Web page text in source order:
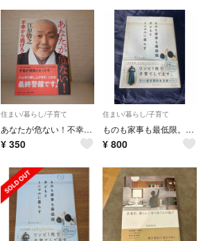
住まい/暮らし/子育て
あなたが危ない！不幸から逃げろ！
¥ 350
住まい/暮らし/子育て
ものも家事も最低限。子どもとミニマルに暮らす
¥ 800